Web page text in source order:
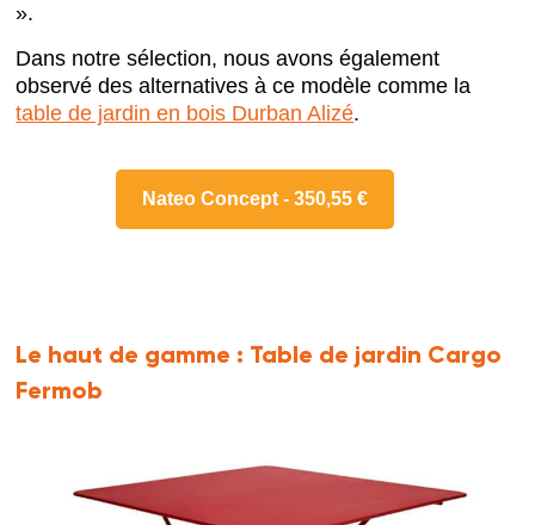
».
Dans notre sélection, nous avons également
observé des alternatives à ce modèle comme la
table de jardin en bois Durban Alizé.
Nateo Concept - 350,55 €
Le haut de gamme : Table de jardin Cargo
Fermob